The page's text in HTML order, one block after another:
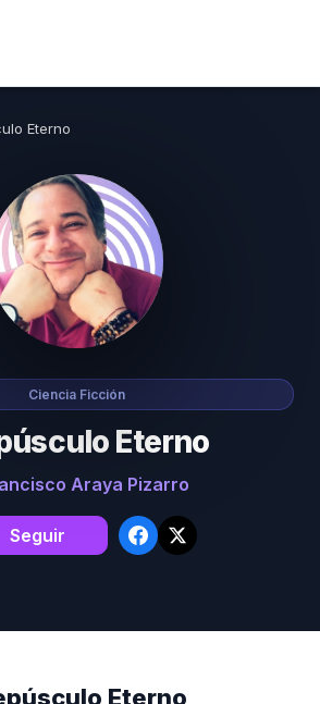
Eterno
Ciencia Ficción
Eterno
Araya Pizarro
Seguir
Eterno